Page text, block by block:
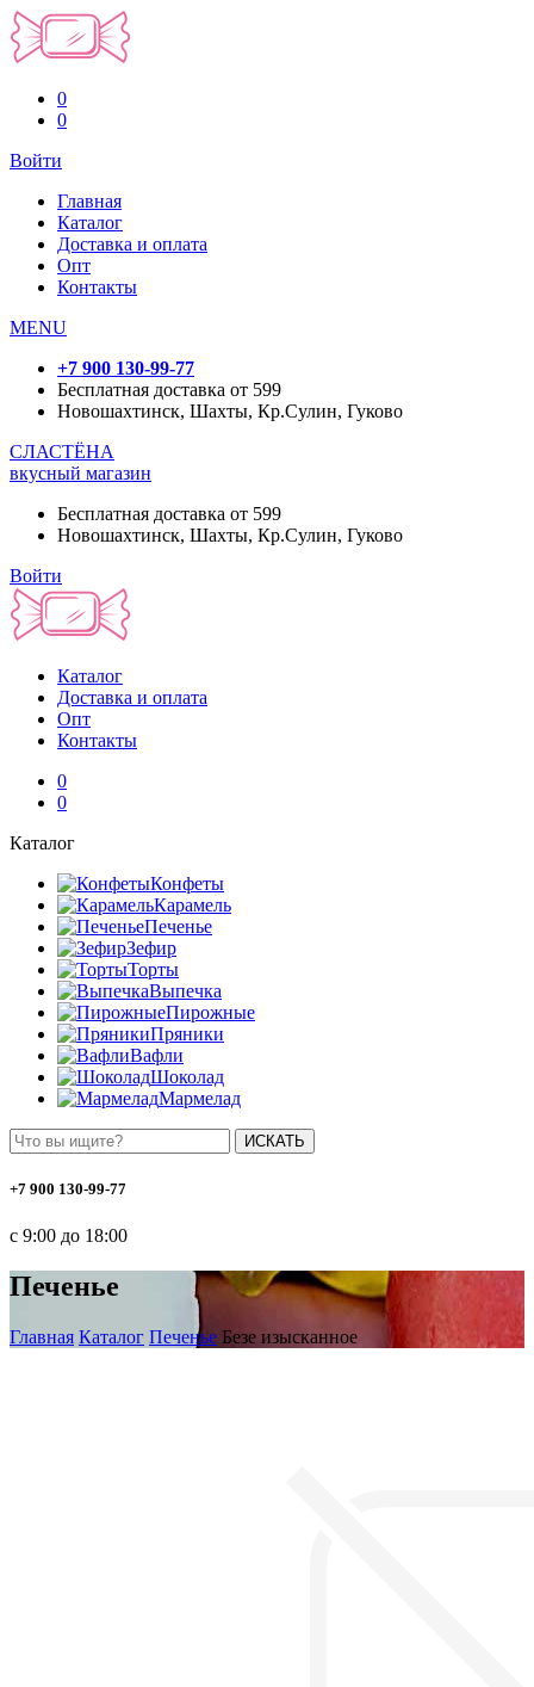
0
0
Войти
Главная
Каталог
Доставка и оплата
Опт
Контакты
MENU
+7 900 130-99-77
Бесплатная доставка от 599
Новошахтинск, Шахты, Кр.Сулин, Гуково
СЛАСТЁНА
вкусный магазин
Бесплатная доставка от 599
Новошахтинск, Шахты, Кр.Сулин, Гуково
Войти
Каталог
Доставка и оплата
Опт
Контакты
0
0
Каталог
Конфеты
Карамель
Печенье
Зефир
Торты
Выпечка
Пирожные
Пряники
Вафли
Шоколад
Мармелад
ИСКАТЬ
+7 900 130-99-77
с 9:00 до 18:00
Печенье
Главная Каталог Печенье Безе изысканное